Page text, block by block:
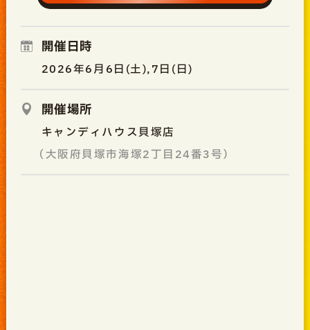
開催日時
2026年6月6日(土),7日(日)
開催場所
キャンディハウス貝塚店
（大阪府貝塚市海塚2丁目24番3号）